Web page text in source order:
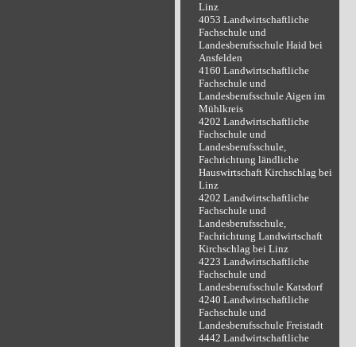
Linz
4053 Landwirtschaftliche
Fachschule und
Landesberufsschule Haid bei
Ansfelden
4160 Landwirtschaftliche
Fachschule und
Landesberufsschule Aigen im
Mühlkreis
4202 Landwirtschaftliche
Fachschule und
Landesberufsschule,
Fachrichtung ländliche
Hauswirtschaft Kirchschlag bei
Linz
4202 Landwirtschaftliche
Fachschule und
Landesberufsschule,
Fachrichtung Landwirtschaft
Kirchschlag bei Linz
4223 Landwirtschaftliche
Fachschule und
Landesberufsschule Katsdorf
4240 Landwirtschaftliche
Fachschule und
Landesberufsschule Freistadt
4442 Landwirtschaftliche